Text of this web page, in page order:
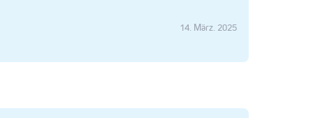
14. März. 2025